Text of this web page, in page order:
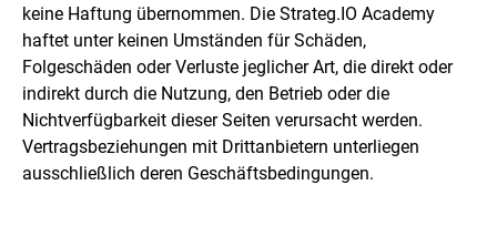
keine Haftung übernommen. Die Strateg.IO Academy
haftet unter keinen Umständen für Schäden,
Folgeschäden oder Verluste jeglicher Art, die direkt oder
indirekt durch die Nutzung, den Betrieb oder die
Nichtverfügbarkeit dieser Seiten verursacht werden.
Vertragsbeziehungen mit Drittanbietern unterliegen
ausschließlich deren Geschäftsbedingungen.